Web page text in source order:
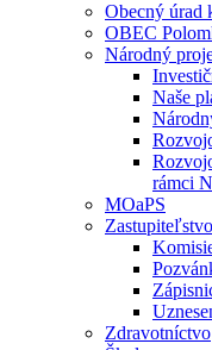
Obecný úrad
OBEC
Národný
Naše
rámci
MOaPS
Zastupiteľstvo
Zdravotníctvo